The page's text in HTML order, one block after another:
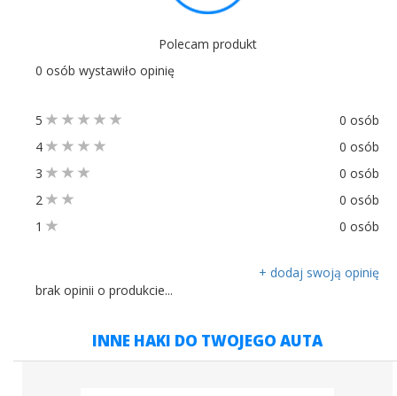
Polecam produkt
0 osób wystawiło opinię
5
0 osób
4
0 osób
3
0 osób
2
0 osób
1
0 osób
+ dodaj swoją opinię
brak opinii o produkcie...
INNE HAKI DO TWOJEGO AUTA